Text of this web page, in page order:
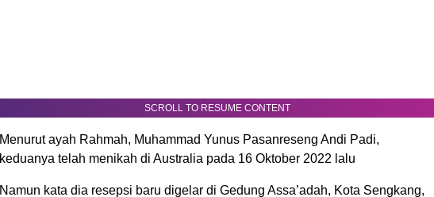
SCROLL TO RESUME CONTENT
Menurut ayah Rahmah, Muhammad Yunus Pasanreseng Andi Padi,
keduanya telah menikah di Australia pada 16 Oktober 2022 lalu
Namun kata dia resepsi baru digelar di Gedung Assa’adah, Kota Sengkang,